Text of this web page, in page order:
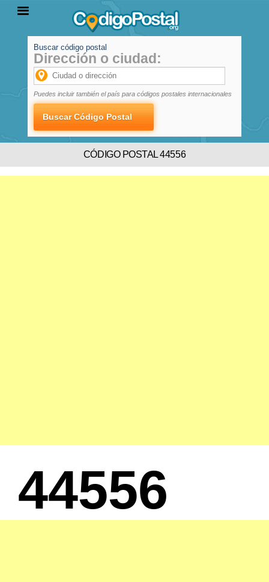
PROVINCIAS
LOCALIDADES
Buscar código postal
Dirección o ciudad:
Puedes incluir también el país para códigos postales internacionales
CÓDIGO POSTAL 44556
44556